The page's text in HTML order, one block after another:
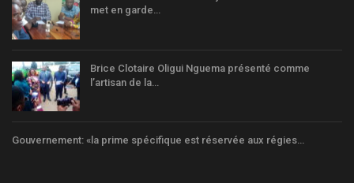
met en garde…
Brice Clotaire Oligui Nguema présenté comme
l’artisan de la…
Gouvernement: «la prime spécifique est réservée aux régies…